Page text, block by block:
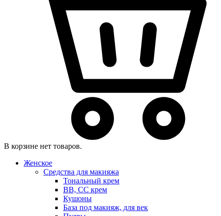
В корзине нет товаров.
Женское
Средства для макияжа
Тональный крем
BB, CC крем
Кушоны
База под макияж, для век